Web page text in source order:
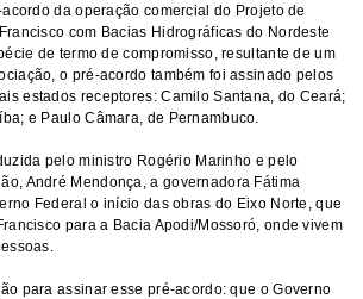
da operação comercial do Projeto de
com Bacias Hidrográficas do Nordeste
de termo de compromisso, resultante de um
o pré-acordo também foi assinado pelos
estados receptores: Camilo Santana, do Ceará;
e Paulo Câmara, de Pernambuco.
pelo ministro Rogério Marinho e pelo
André Mendonça, a governadora Fátima
Federal o início das obras do Eixo Norte, que
para a Bacia Apodi/Mossoró, onde vivem
para assinar esse pré-acordo: que o Governo